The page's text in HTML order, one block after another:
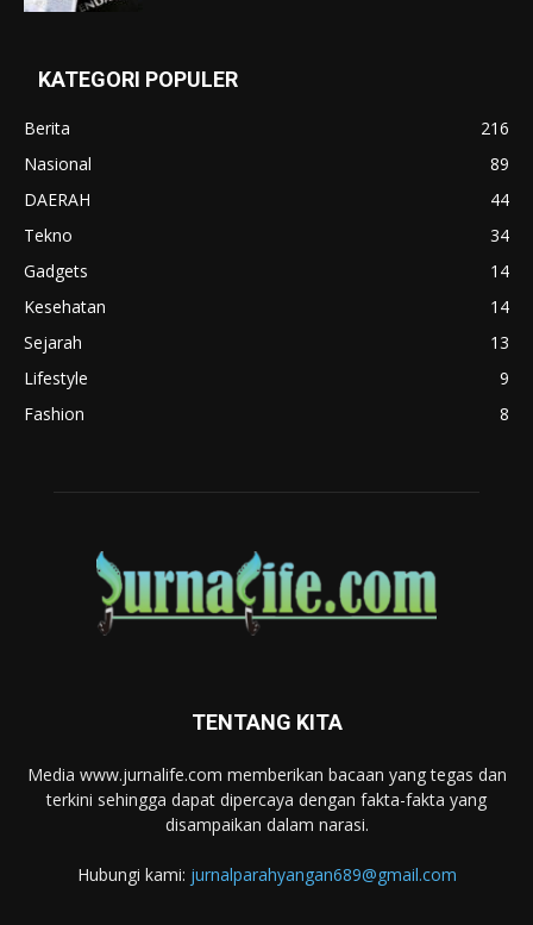
KATEGORI POPULER
Berita
216
Nasional
89
DAERAH
44
Tekno
34
Gadgets
14
Kesehatan
14
Sejarah
13
Lifestyle
9
Fashion
8
TENTANG KITA
Media www.jurnalife.com memberikan bacaan yang tegas dan
terkini sehingga dapat dipercaya dengan fakta-fakta yang
disampaikan dalam narasi.
Hubungi kami: jurnalparahyangan689@gmail.com